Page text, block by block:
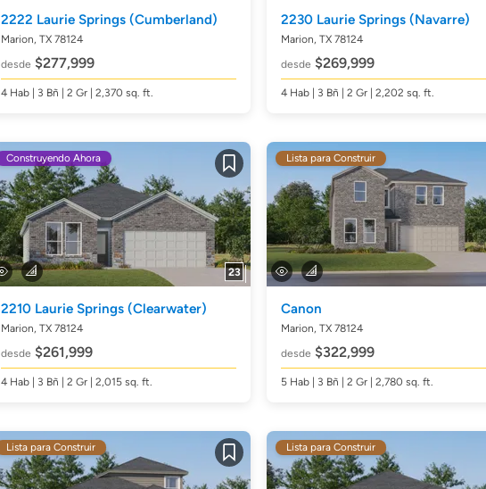
2222 Laurie Springs (Cumberland)
Marion, TX 78124
desde $277,999
4 Hab| 3 Bñ | 2 Gr | 2,370 sq. ft.
2230 Laurie Springs (Navarre)
Marion, TX 78124
desde $269,999
4 Hab| 3 Bñ | 2 Gr | 2,202 sq. ft.
Guardar
23
Construyendo Ahora
2210 Laurie Springs (Clearwater)
Marion, TX 78124
desde $261,999
4 Hab| 3 Bñ | 2 Gr | 2,015 sq. ft.
Lista para Construir
Canon
Marion, TX 78124
desde $322,999
5 Hab| 3 Bñ | 2 Gr | 2,780 sq. ft.
Guardar
Lista para Construir Lista para Construir